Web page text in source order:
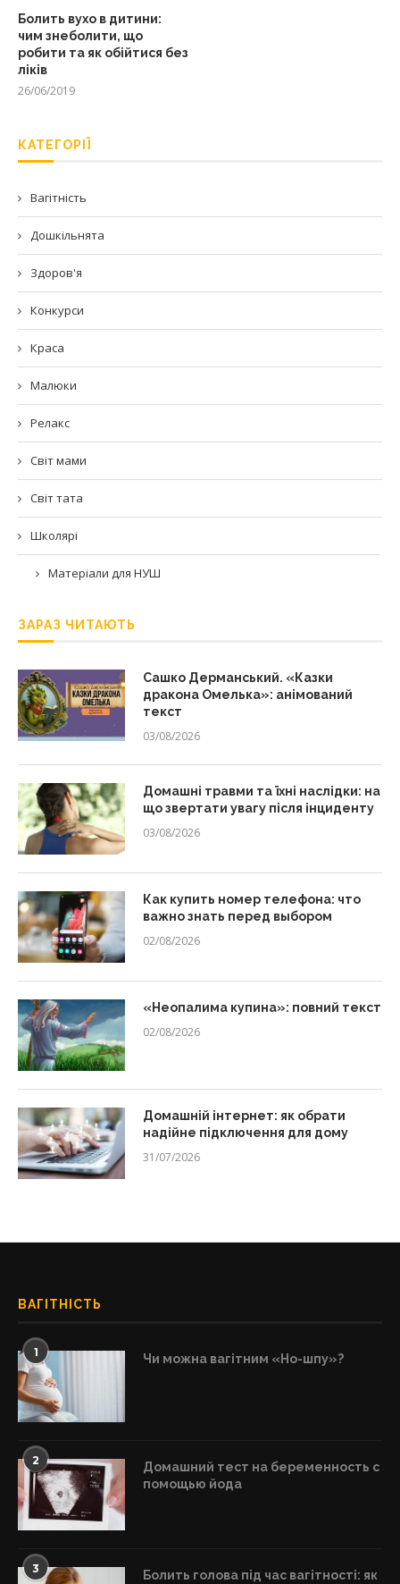
Болить вухо в дитини:
чим знеболити, що
робити та як обійтися без
ліків
26/06/2019
КАТЕГОРІЇ
Вагітність
Дошкільнята
Здоров'я
Конкурси
Краса
Малюки
Релакс
Світ мами
Світ тата
Школярі
Матеріали для НУШ
ЗАРАЗ ЧИТАЮТЬ
Сашко Дерманський. «Казки
дракона Омелька»: анімований
текст
03/08/2026
Домашні травми та їхні наслідки: на
що звертати увагу після інциденту
03/08/2026
Как купить номер телефона: что
важно знать перед выбором
02/08/2026
«Неопалима купина»: повний текст
02/08/2026
Домашній інтернет: як обрати
надійне підключення для дому
31/07/2026
ВАГІТНІСТЬ
1 Чи можна вагітним «Но-шпу»?
2
Домашний тест на беременность с
помощью йода
3
Болить голова під час вагітності: як